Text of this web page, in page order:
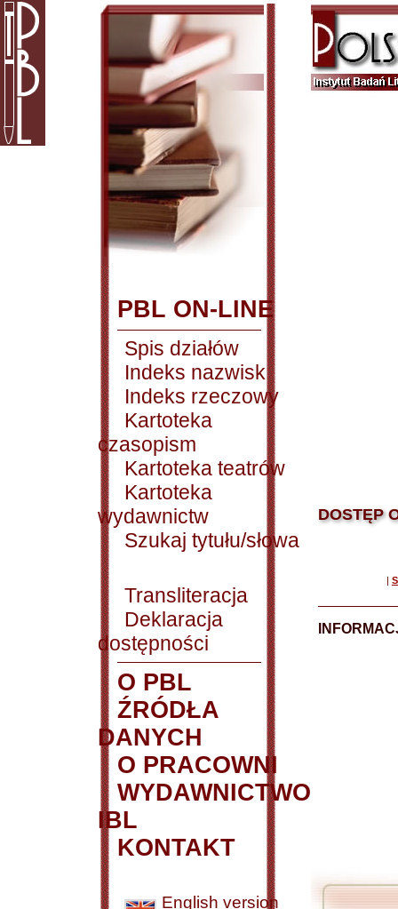
PBL ON-LINE
Spis działów
Indeks nazwisk
Indeks rzeczowy
Kartoteka
czasopism
Kartoteka teatrów
Kartoteka
wydawnictw
Szukaj tytułu/słowa
Transliteracja
Deklaracja
dostępności
O PBL
ŹRÓDŁA
DANYCH
O PRACOWNI
WYDAWNICTWO
IBL
KONTAKT
English version
DOSTĘP
|